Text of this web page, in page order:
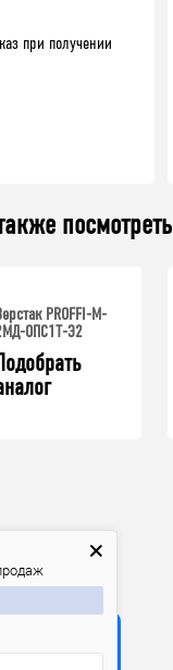
при получении
посмотреть
PROFFI-M-
ОПС1Т-Э2